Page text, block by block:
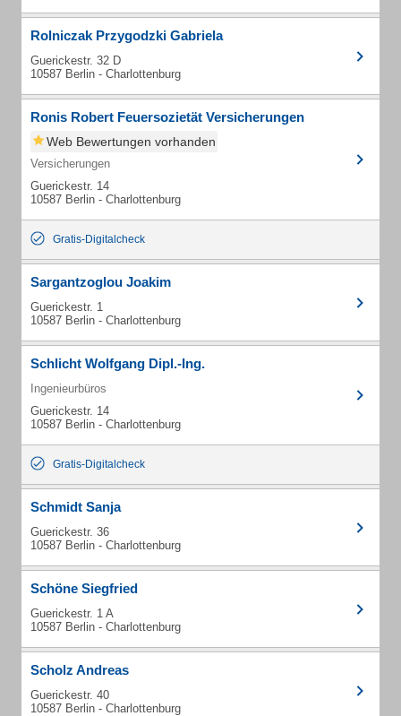
Rolniczak Przygodzki Gabriela
Guerickestr. 32 D
10587 Berlin - Charlottenburg
Ronis Robert Feuersozietät Versicherungen
Web Bewertungen vorhanden
Versicherungen
Guerickestr. 14
10587 Berlin - Charlottenburg
Gratis-Digitalcheck
Sargantzoglou Joakim
Guerickestr. 1
10587 Berlin - Charlottenburg
Schlicht Wolfgang Dipl.-Ing.
Ingenieurbüros
Guerickestr. 14
10587 Berlin - Charlottenburg
Gratis-Digitalcheck
Schmidt Sanja
Guerickestr. 36
10587 Berlin - Charlottenburg
Schöne Siegfried
Guerickestr. 1 A
10587 Berlin - Charlottenburg
Scholz Andreas
Guerickestr. 40
10587 Berlin - Charlottenburg